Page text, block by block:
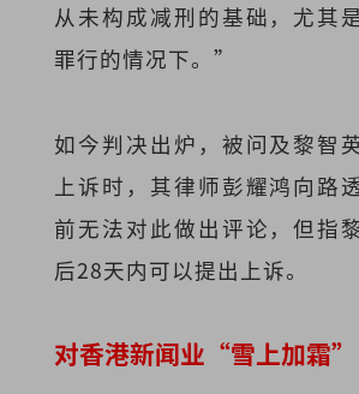
从未构成减刑的基础，尤其
罪行的情况下。”
如今判决出炉，被问及黎智
上诉时，其律师彭耀鸿向路
前无法对此做出评论，但指
后28天内可以提出上诉。
对香港新闻业“雪上加霜”